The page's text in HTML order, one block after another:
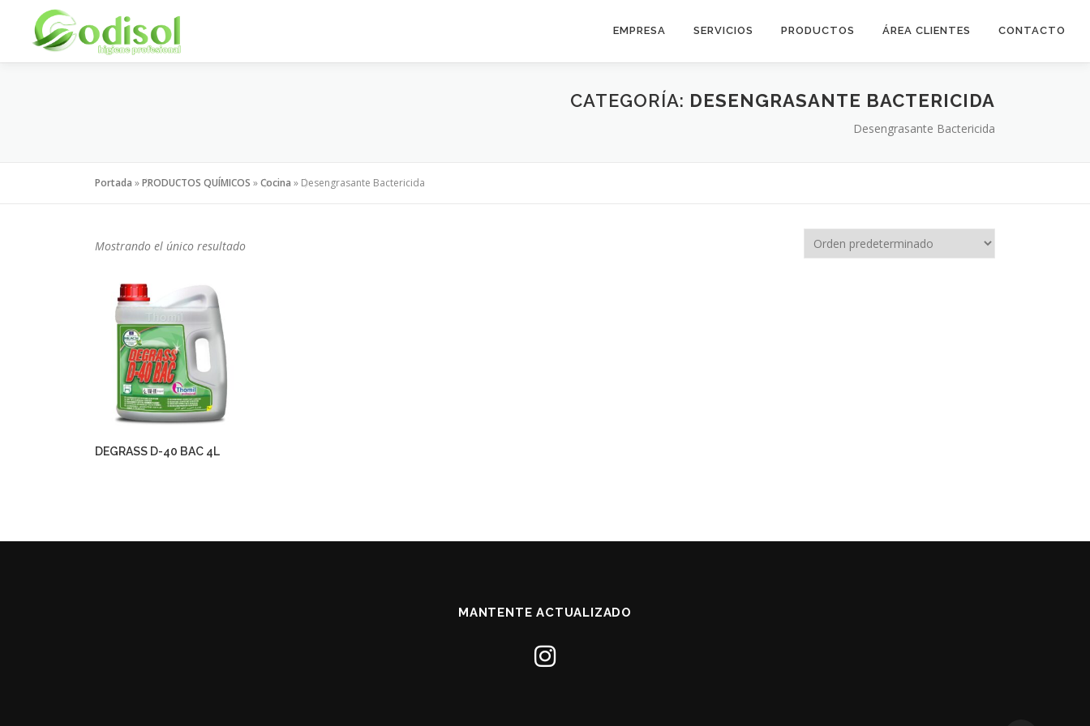
contenido
EMPRESA SERVICIOS PRODUCTOS ÁREA CLIENTES CONTACTO
CATEGORÍA: DESENGRASANTE BACTERICIDA
Desengrasante Bactericida
Portada »PRODUCTOS QUÍMICOS »Cocina » Desengrasante Bactericida
Mostrando el único resultado
DEGRASS D-40 BAC 4L
MANTENTE ACTUALIZADO